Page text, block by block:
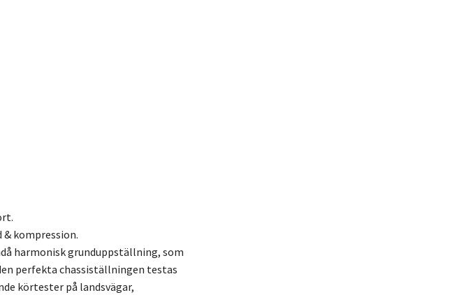
kompression.
harmonisk grunduppställning, som
perfekta chassiställningen testas
körtester på landsvägar,